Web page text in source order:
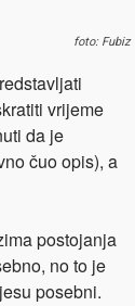
foto: Fubiz
vrijeme
da je
čuo opis), a
postojanja
no to je
posebni.